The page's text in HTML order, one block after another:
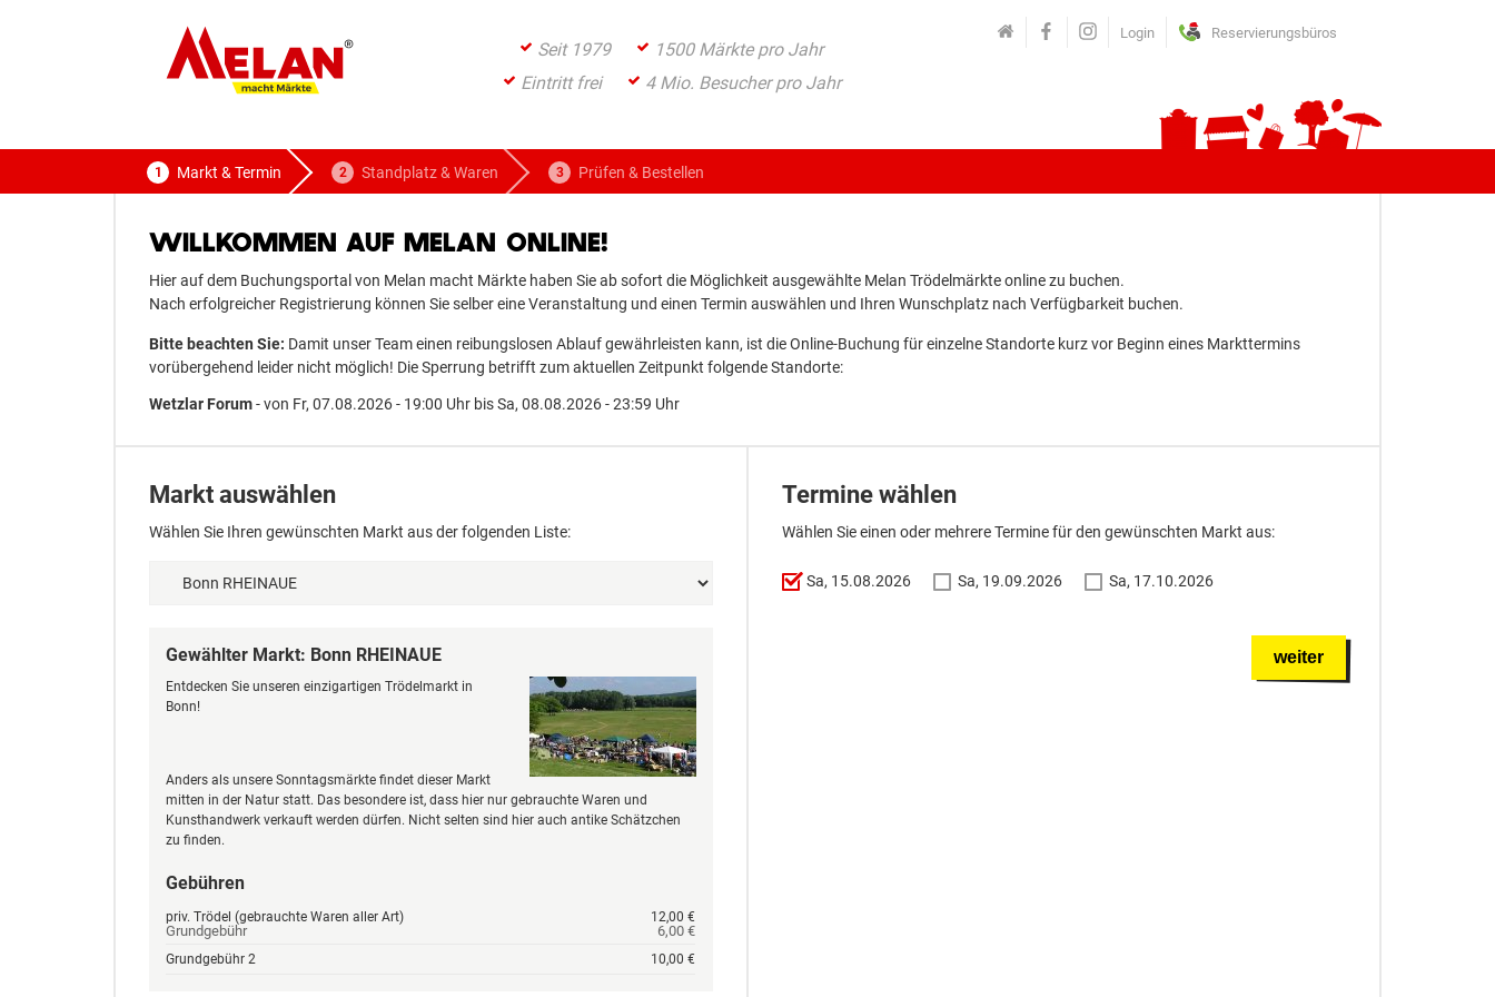
Seit 1979
1500 Märkte pro Jahr
Eintritt frei
4 Mio. Besucher pro Jahr
Login Reservierungsbüros
Markt & Termin Standplatz & Waren Prüfen & Bestellen
WILLKOMMEN AUF MELAN ONLINE!
Hier auf dem Buchungsportal von Melan macht Märkte haben Sie ab sofort die Möglichkeit ausgewählte Melan Trödelmärkte online zu buchen.
Nach erfolgreicher Registrierung können Sie selber eine Veranstaltung und einen Termin auswählen und Ihren Wunschplatz nach Verfügbarkeit buchen.
Bitte beachten Sie: Damit unser Team einen reibungslosen Ablauf gewährleisten kann, ist die Online-Buchung für einzelne Standorte kurz vor Beginn eines Markttermins
vorübergehend leider nicht möglich! Die Sperrung betrifft zum aktuellen Zeitpunkt folgende Standorte:
Wetzlar Forum- von Fr, 07.08.2026 - 19:00 Uhr bis Sa, 08.08.2026 - 23:59 Uhr
Markt auswählen
Wählen Sie Ihren gewünschten Markt aus der folgenden Liste:
Gewählter Markt: Bonn RHEINAUE
Entdecken Sie unseren einzigartigen Trödelmarkt in
Bonn!
Anders als unsere Sonntagsmärkte findet dieser Markt
mitten in der Natur statt. Das besondere ist, dass hier nur gebrauchte Waren und
Kunsthandwerk verkauft werden dürfen. Nicht selten sind hier auch antike Schätzchen
zu finden.
Gebühren
priv. Trödel (gebrauchte Waren aller Art) 12,00 €
Grundgebühr 6,00 €
Grundgebühr 2 10,00 €
Termine wählen
Wählen Sie einen oder mehrere Termine für den gewünschten Markt aus:
Sa, 15.08.2026 Sa, 19.09.2026 Sa, 17.10.2026
weiter